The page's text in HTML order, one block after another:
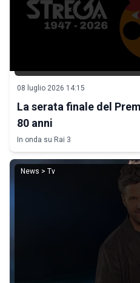
08 luglio 2026 14:15
La serata finale del
80 anni
In onda su Rai 3
News > Tv